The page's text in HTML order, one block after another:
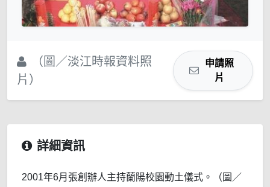
（圖／淡江時報資料照
片）
申請照
片
詳細資訊
2001年6月張創辦人主持蘭陽校園動土儀式。（圖／